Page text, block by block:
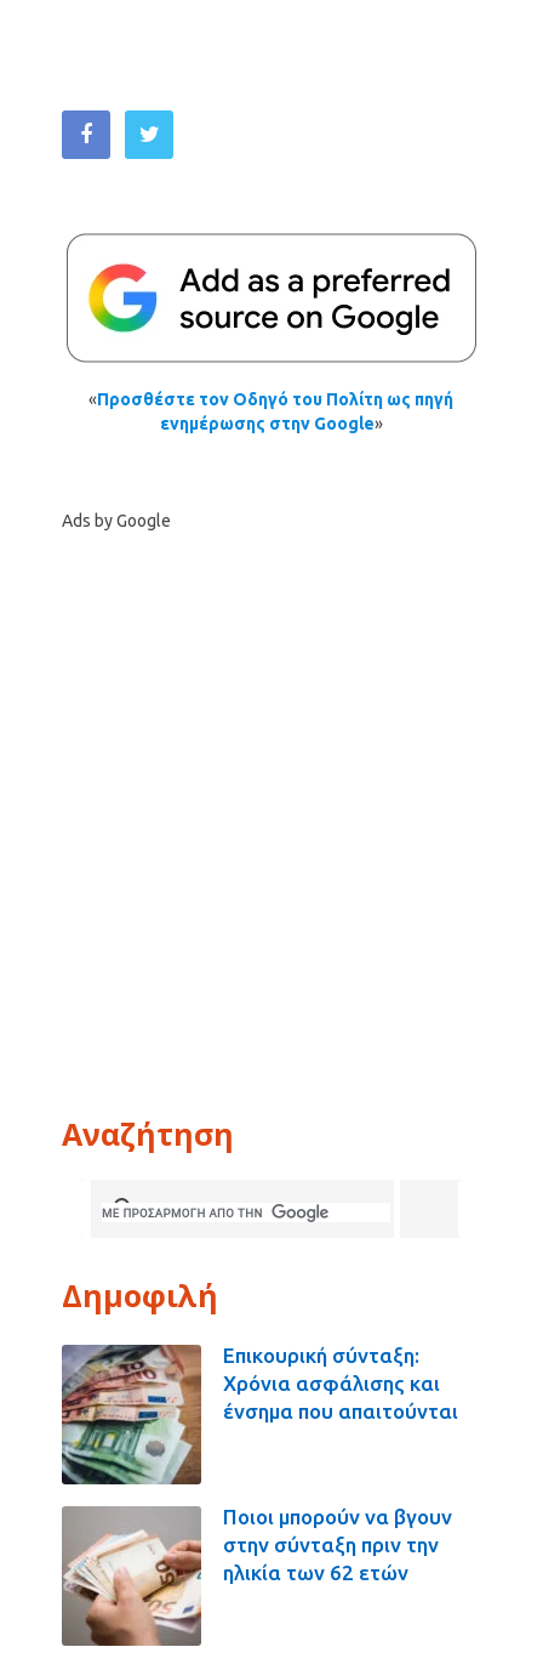
«Προσθέστε τον Οδηγό του Πολίτη ως πηγή
ενημέρωσης στην Google»
Ads by Google
Αναζήτηση
Δημοφιλή
Επικουρική σύνταξη:
Χρόνια ασφάλισης και
ένσημα που απαιτούνται
Ποιοι μπορούν να βγουν
στην σύνταξη πριν την
ηλικία των 62 ετών